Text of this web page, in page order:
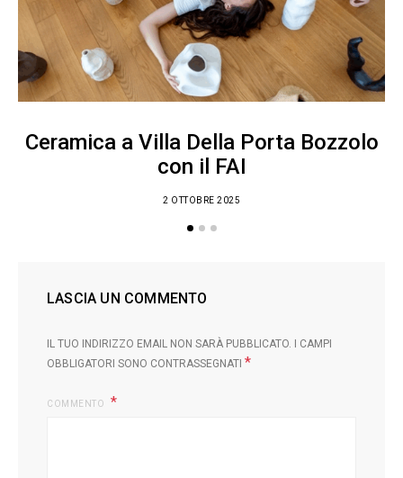
Ceramica a Villa Della Porta Bozzolo
con il FAI
2 OTTOBRE 2025
LASCIA UN COMMENTO
IL TUO INDIRIZZO EMAIL NON SARÀ PUBBLICATO. I CAMPI
OBBLIGATORI SONO CONTRASSEGNATI *
COMMENTO